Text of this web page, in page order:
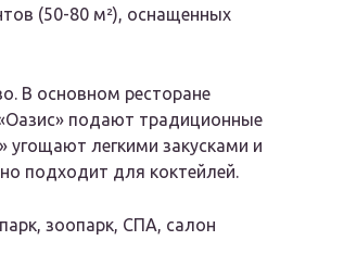
(50-80 м²), оснащенных
В основном ресторане
подают традиционные
угощают легкими закусками и
подходит для коктейлей.
зоопарк, СПА, салон